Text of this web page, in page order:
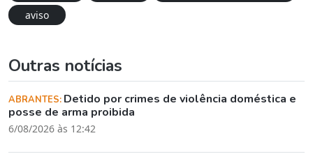
aviso
Outras notícias
ABRANTES: Detido por crimes de violência doméstica e
posse de arma proibida
6/08/2026 às 12:42